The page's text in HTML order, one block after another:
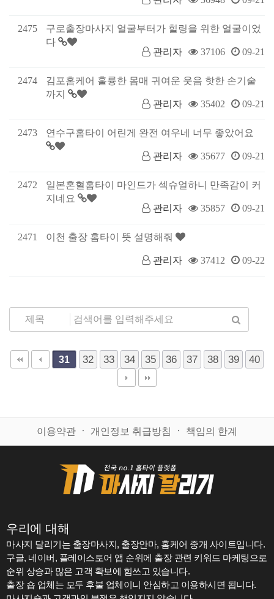
2475
구로출장마사지 얼굴부터가 힐링을 위한 얼굴이었
다
관리자
37106 09-21
2474
김포홈케어 훌륭한 몸매 귀여운 웃음 핫한 손기술
까지
관리자
35402 09-21
2473 연수구홈타이 어린게 완전 여우네 너무 좋았어요
관리자 35677 09-21
2472
일본혼혈홈타이 마인드가 섹슈얼하니 만족감이 커
지네요
관리자
35857 09-21
2471 이천 출장 홈타이 뜻 설명해줘
관리자 37412 09-22
31 32 33 34 35 36 37 38 39 40
이용약관 ㆍ 개인정보 취급방침 ㆍ 책임의 한계
우리에 대해
마사지 달리기는 출장마사지, 출장안마, 홈케어 중개 사이트입니다.
구글, 네이버, 플레이스토어 앱 순위에 출장 관련 키워드 마케팅으로
순위 상승과 많은 고객 확보에 힘쓰고 있습니다.
출장 숍 업체는 모두 후불 업체이니 안심하고 이용하시면 됩니다.